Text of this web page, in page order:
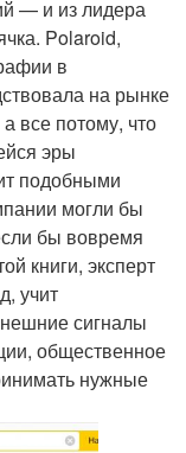
— и из лидера
Polaroid,
в
на рынке
все потому, что
эры
подобными
могли бы
бы вовремя
книги, эксперт
учит
сигналы
общественное
нужные